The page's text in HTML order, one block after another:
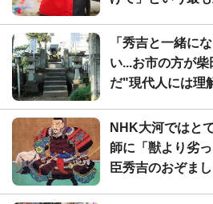
「秀吉と一緒に
い...お市の方が
だ"現代人には理
NHK大河ではと
師に「獣より劣
臣秀吉のおぞま